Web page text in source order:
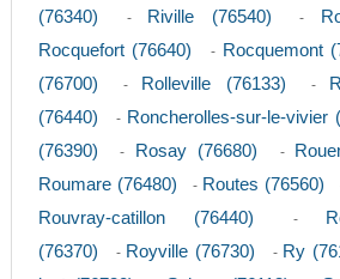
(76340) - Riville (76540) -
Rocquefort (76640) - Rocquemont
(76700)
- Rolleville (76133) -
(76440)
- Roncherolles-sur-le-vivier
(76390)
- Rosay (76680) -
Roumare (76480) - Routes (76560)
Rouvray-catillon (76440) -
(76370)
- Royville (76730) - Ry